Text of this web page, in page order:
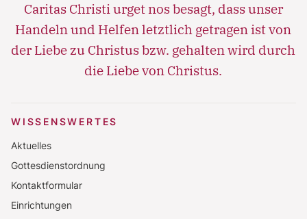
Caritas Christi urget nos besagt, dass unser
Handeln und Helfen letztlich getragen ist von
der Liebe zu Christus bzw. gehalten wird durch
die Liebe von Christus.
WISSENSWERTES
Aktuelles
Gottesdienstordnung
Kontaktformular
Einrichtungen